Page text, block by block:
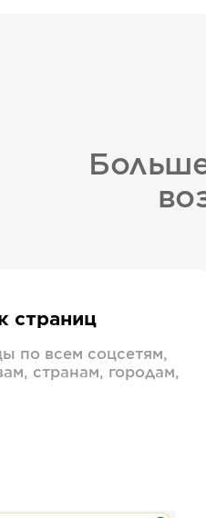
страниц
по всем соцсетям,
странам, городам,